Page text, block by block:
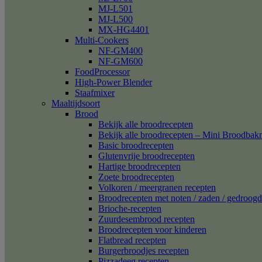
MJ-L501
MJ-L500
MX-HG4401
Multi-Cookers
NF-GM400
NF-GM600
FoodProcessor
High-Power Blender
Staafmixer
Maaltijdsoort
Brood
Bekijk alle broodrecepten
Bekijk alle broodrecepten – Mini
Basic broodrecepten
Glutenvrije broodrecepten
Hartige broodrecepten
Zoete broodrecepten
Volkoren / meergranen recepten
Broodrecepten met noten / zaden /
Brioche-recepten
Zuurdesembrood recepten
Broodrecepten voor kinderen
Flatbread recepten
Burgerbroodjes recepten